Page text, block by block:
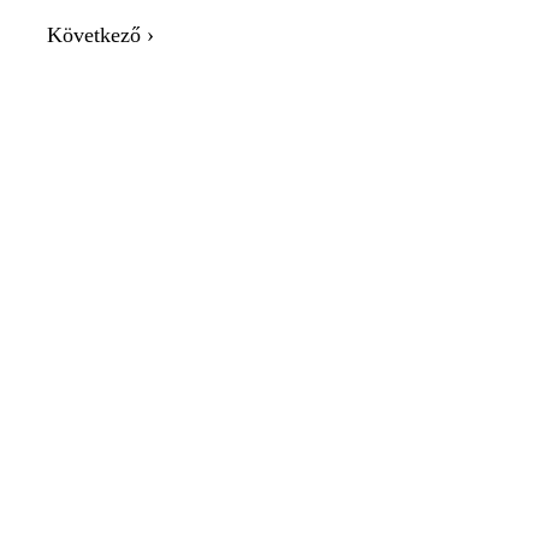
Következő ›